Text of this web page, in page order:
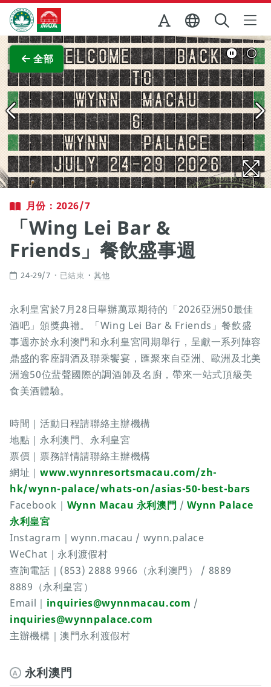
跳至主内容
澳門特別行政區政府旅遊局
全部
查看原圖
月份：2026/7
「Wing Lei Bar &
Friends」餐飲盛事週
24-29/7 已結束 其他
永利皇宮於7月28日舉辦萬眾期待的「2026亞洲50最佳
酒吧」頒獎典禮。「Wing Lei Bar & Friends」餐飲盛
事週亦於永利澳門和永利皇宮同期舉行，呈獻一系列陣容
鼎盛的客座調酒及聯乘饗宴，匯聚來自亞洲、歐洲及北美
洲逾50位蜚聲國際的調酒師及名廚，帶來一站式頂級美
食美酒體驗。
時間｜活動日程請聯絡主辦機構
地點｜永利澳門、永利皇宮
票價｜票務詳情請聯絡主辦機構
網址｜ www.wynnresortsmacau.com/zh-
hk/wynn-palace/whats-on/asias-50-best-bars
Facebook｜ Wynn Macau 永利澳門 /Wynn Palace
永利皇宮
Instagram｜wynn.macau / wynn.palace
WeChat｜永利渡假村
查詢電話｜(853) 2888 9966（永利澳門） / 8889
8889（永利皇宮）
Email｜ inquiries@wynnmacau.com /
inquiries@wynnpalace.com
主辦機構｜澳門永利渡假村
A 永利澳門